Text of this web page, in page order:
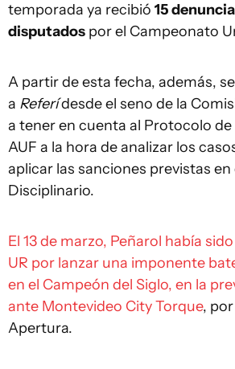
temporada ya recibió 15
disputados por el Campeonato
A partir de esta fecha, además,
a Referídesde el seno de la
a tener en cuenta al Protocolo de
AUF a la hora de analizar los
aplicar las sanciones previstas en
Disciplinario.
El 13 de marzo, Peñarol había
UR por lanzar una imponente
en el Campeón del Siglo, en la
ante Montevideo City Torque,
Apertura.